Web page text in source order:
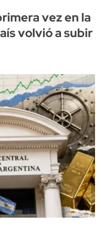
vez en la
volvió a subir